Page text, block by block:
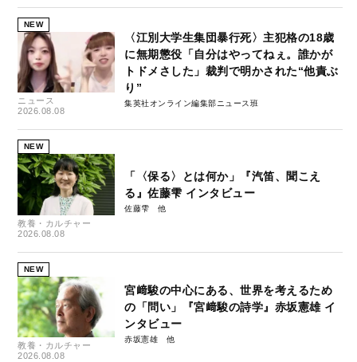
NEW
ニュース
2026.08.08
〈江別大学生集団暴行死〉主犯格の18歳
に無期懲役「自分はやってねぇ。誰かが
トドメさした」裁判で明かされた“他責ぶ
り”
集英社オンライン編集部ニュース班
NEW
教養・カルチャー
2026.08.08
「〈保る〉とは何か」『汽笛、聞こえ
る』佐藤雫 インタビュー
佐藤雫
NEW
教養・カルチャー
2026.08.08
宮﨑駿の中心にある、世界を考えるため
の「問い」『宮﨑駿の詩学』赤坂憲雄 イ
ンタビュー
赤坂憲雄